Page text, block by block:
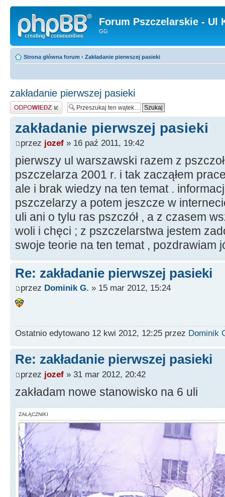
Forum Pszczelarskie - Ul
GG
Strona główna forum ‹ Zakładanie pierwszej pasieki
zakładanie pierwszej pasieki
Odpowiedz
zakładanie pierwszej pasieki
przez jozef » 16 paź 2011, 19:42
pierwszy ul warszawski razem z
pszczelarza 2001 r. i tak zacząłem
ale i brak wiedzy na ten temat .
pszczelarzy a potem jeszcze w
uli ani o tylu ras pszczół , a z czasem
woli i chęci ; z pszczelarstwa jestem
swoje teorie na ten temat , pozdrawiam
Re: zakładanie pierwszej pasieki
przez Dominik G. » 15 mar 2012, 15:24
Ostatnio edytowano 12 kwi 2012, 12:25 przez Dominik
Re: zakładanie pierwszej pasieki
przez jozef » 31 mar 2012, 20:42
zakładam nowe stanowisko na 6 uli
ZAŁĄCZNIKI